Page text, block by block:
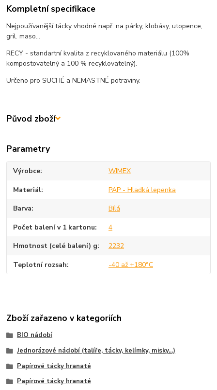
Kompletní specifikace
Nejpoužívanější tácky vhodné např. na párky, klobásy, utopence,
gril. maso...
RECY - standartní kvalita z recyklovaného materiálu (100%
kompostovatelný a 100 % recyklovatelný).
Určeno pro SUCHÉ a NEMASTNÉ potraviny.
Původ zboží
Parametry
Výrobce WIMEX
Materiál PAP - Hladká lepenka
Barva Bílá
Počet balení v 1 kartonu 4
Hmotnost (celé balení) g 2232
Teplotní rozsah -40 až +180°C
Zboží zařazeno v kategoriích
BIO nádobí
Jednorázové nádobí (talíře, tácky, kelímky, misky...)
Papírové tácky hranaté
Papírové tácky hranaté